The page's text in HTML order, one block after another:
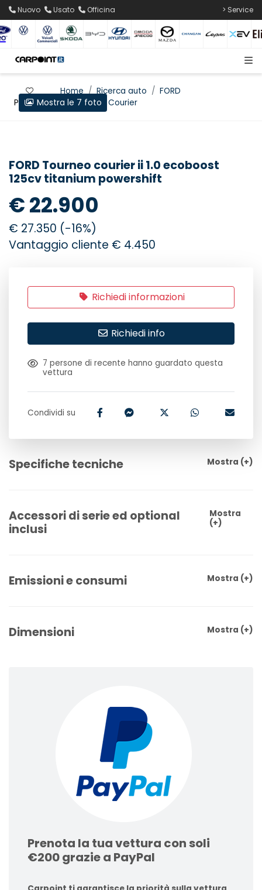
Nuovo Usato Officina > Service
Preferiti
Home Ricerca auto
FORD
Tourneo Courier
Mostra le 7 foto
FORD Tourneo courier ii 1.0 ecoboost
125cv titanium powershift
€ 22.900
€ 27.350 (-16%)
Vantaggio cliente € 4.450
Richiedi informazioni
Richiedi info
7 persone di recente hanno guardato questa
vettura
Condividi su
Specifiche tecniche Mostra (+)
Accessori di serie ed optional
inclusi
Mostra
(+)
Emissioni e consumi Mostra (+)
Dimensioni Mostra (+)
Prenota la tua vettura con soli
€200 grazie a PayPal